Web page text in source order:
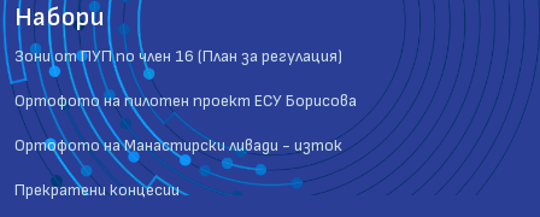
Набори
Зони от ПУП по член 16 (План за регулация)
Ортофото на пилотен проект ЕСУ Борисова
Ортофото на Манастирски ливади - изток
Прекратени концесии